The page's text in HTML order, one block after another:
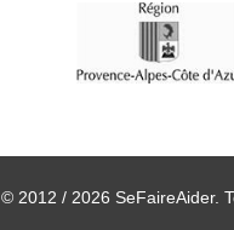
© 2012 / 2026 SeFaireAider.